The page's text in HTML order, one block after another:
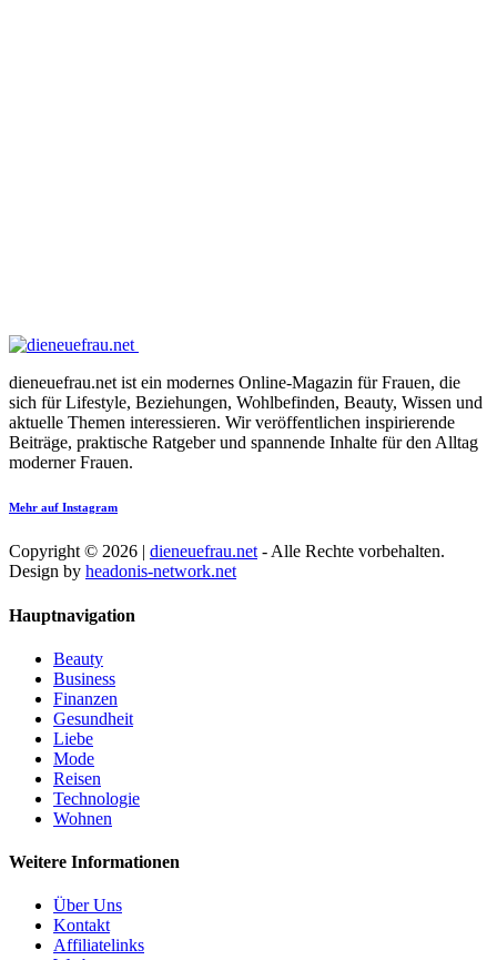
dieneuefrau.net ist ein modernes Online-Magazin für Frauen, die
sich für Lifestyle, Beziehungen, Wohlbefinden, Beauty, Wissen und
aktuelle Themen interessieren. Wir veröffentlichen inspirierende
Beiträge, praktische Ratgeber und spannende Inhalte für den Alltag
moderner Frauen.
Mehr auf Instagram
Copyright © 2026 | dieneuefrau.net - Alle Rechte vorbehalten.
Design by headonis-network.net
Hauptnavigation
Beauty
Business
Finanzen
Gesundheit
Liebe
Mode
Reisen
Technologie
Wohnen
Weitere Informationen
Über Uns
Kontakt
Affiliatelinks